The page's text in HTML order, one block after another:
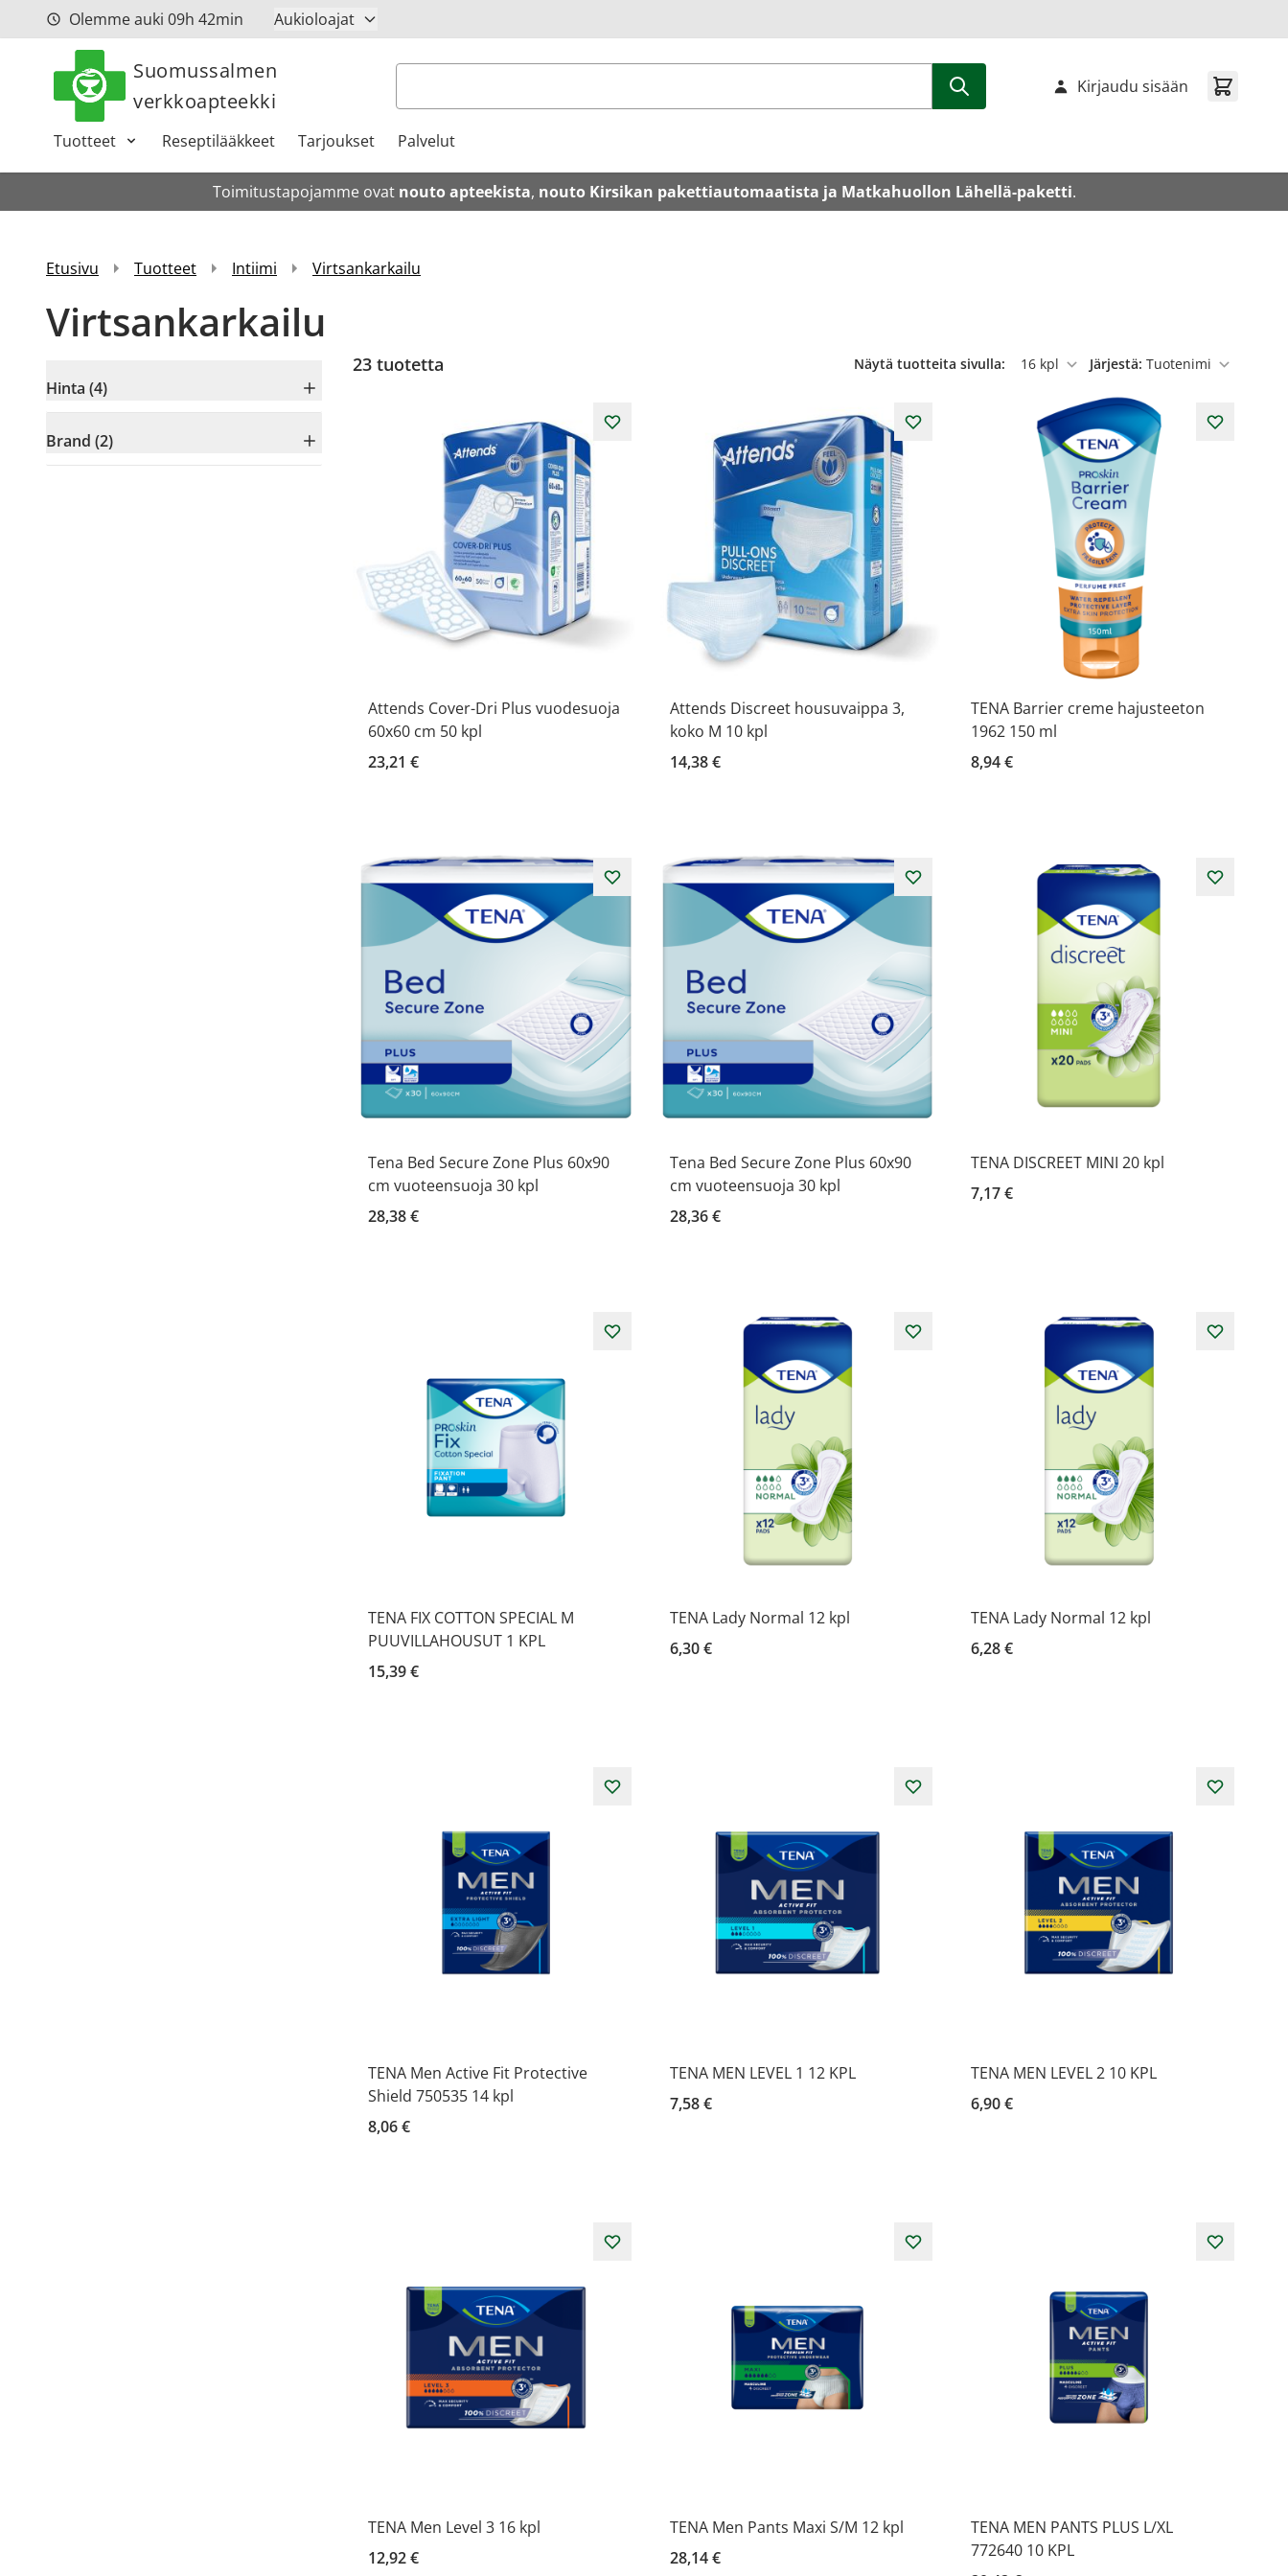
Siirry sisältöönOlemme auki 09h 42min Aukioloajat
Suomussalmen
verkkoapteekki
Haku
Tuotteet Reseptilääkkeet Tarjoukset Palvelut
Kirjaudu sisään
Toimitustapojamme ovat nouto apteekista, nouto Kirsikan pakettiautomaatista ja Matkahuollon Lähellä-paketti.
Etusivu Tuotteet Intiimi Virtsankarkailu
Virtsankarkailu
Hinta (4)
Brand (2)
23 tuotetta Näytä tuotteita sivulla:
per sivu
Järjestä:
Attends Cover-Dri Plus vuodesuoja
60x60 cm 50 kpl
23,21 €
Attends Discreet housuvaippa 3,
koko M 10 kpl
14,38 €
TENA Barrier creme hajusteeton
1962 150 ml
8,94 €
Tena Bed Secure Zone Plus 60x90
cm vuoteensuoja 30 kpl
28,38 €
Tena Bed Secure Zone Plus 60x90
cm vuoteensuoja 30 kpl
28,36 €
TENA DISCREET MINI 20 kpl
7,17 €
TENA FIX COTTON SPECIAL M
PUUVILLAHOUSUT 1 KPL
15,39 €
TENA Lady Normal 12 kpl
6,30 €
TENA Lady Normal 12 kpl
6,28 €
TENA Men Active Fit Protective
Shield 750535 14 kpl
8,06 €
TENA MEN LEVEL 1 12 KPL
7,58 €
TENA MEN LEVEL 2 10 KPL
6,90 €
TENA Men Level 3 16 kpl
12,92 €
TENA Men Pants Maxi S/M 12 kpl
28,14 €
TENA MEN PANTS PLUS L/XL
772640 10 KPL